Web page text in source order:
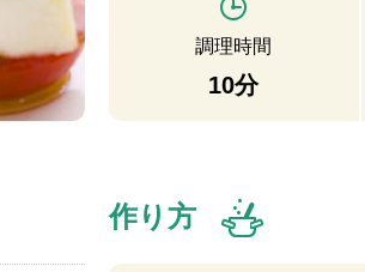
調理時間
10分
作り方